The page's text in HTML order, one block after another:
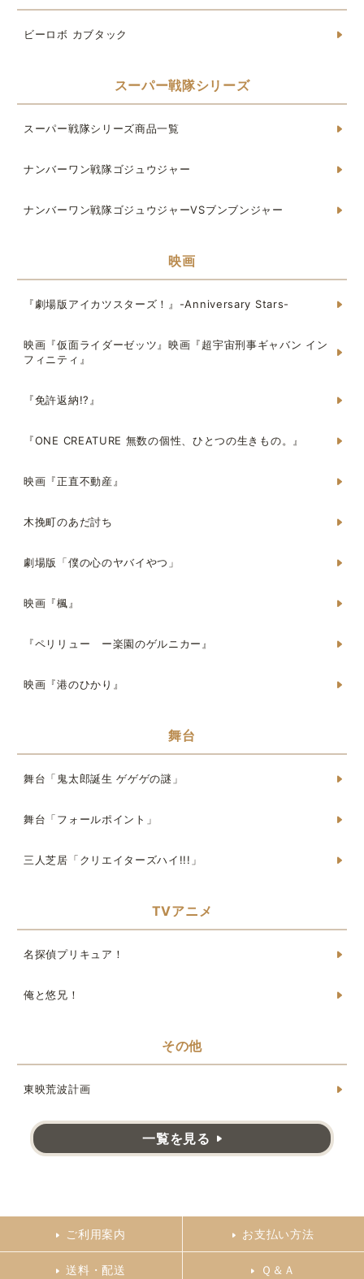
ビーロボ カブタック
スーパー戦隊シリーズ
スーパー戦隊シリーズ商品一覧
ナンバーワン戦隊ゴジュウジャー
ナンバーワン戦隊ゴジュウジャーVSブンブンジャー
映画
『劇場版アイカツスターズ！』-Anniversary Stars-
映画『仮面ライダーゼッツ』映画『超宇宙刑事ギャバン イン
フィニティ』
『免許返納!?』
『ONE CREATURE 無数の個性、ひとつの生きもの。』
映画『正直不動産』
木挽町のあだ討ち
劇場版「僕の心のヤバイやつ」
映画『楓』
『ペリリュー ー楽園のゲルニカー』
映画『港のひかり』
舞台
舞台「鬼太郎誕生 ゲゲゲの謎」
舞台「フォールポイント」
三人芝居「クリエイターズハイ!!!」
TVアニメ
名探偵プリキュア！
俺と悠兄！
その他
東映荒波計画
一覧を見る
ご利用案内 お支払い方法
送料・配送 Ｑ＆Ａ